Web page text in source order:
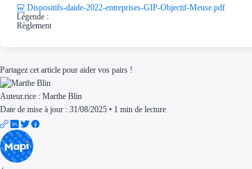
Dispositifs-daide-2022-entreprises-GIP-Objectif-Meuse.pdf
Légende :
Règlement
Partagez cet article pour aider vos pairs !
Auteur.rice : Marthe Blin
Date de mise à jour : 31/08/2025 • 1 min de lecture